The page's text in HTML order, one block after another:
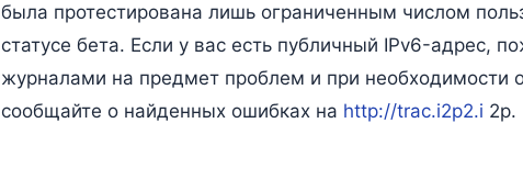
была протестирована лишь ограниченным числом
статусе бета. Если у вас есть публичный IPv6-адрес,
журналами на предмет проблем и при необходимости
сообщайте о найденных ошибках на http://trac.i2p2.i 2p.